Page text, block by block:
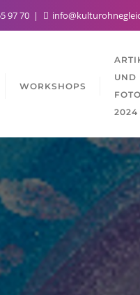
97 70
WORKSHOPS
UND
2024